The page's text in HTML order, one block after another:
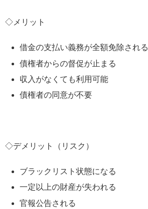
◇メリット
借金の支払い義務が全額免除される
債権者からの督促が止まる
収入がなくても利用可能
債権者の同意が不要
◇デメリット（リスク）
ブラックリスト状態になる
一定以上の財産が失われる
官報公告される